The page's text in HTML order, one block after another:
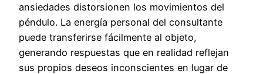
ansiedades distorsionen los movimientos del
péndulo. La energía personal del consultante
puede transferirse fácilmente al objeto,
generando respuestas que en realidad reflejan
sus propios deseos inconscientes en lugar de